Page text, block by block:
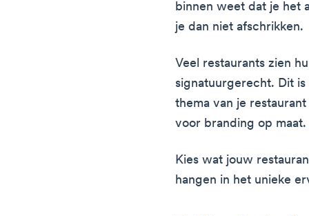
binnen weet dat je het
je dan niet afschrikken.
Veel restaurants zien
signatuurgerecht. Dit
thema van je
voor branding op maat.
Kies wat jouw
hangen in het unieke